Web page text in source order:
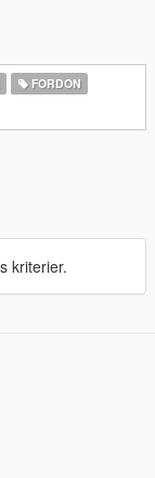
FORDON
kriterier.